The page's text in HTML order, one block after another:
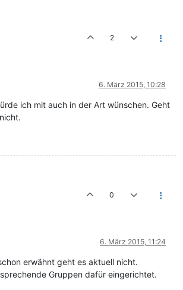
2
6. März 2015, 10:28
ich mit auch in der Art wünschen. Geht
0
6. März 2015, 11:24
erwähnt geht es aktuell nicht.
Gruppen dafür eingerichtet.